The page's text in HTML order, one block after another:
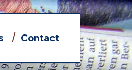
Contact